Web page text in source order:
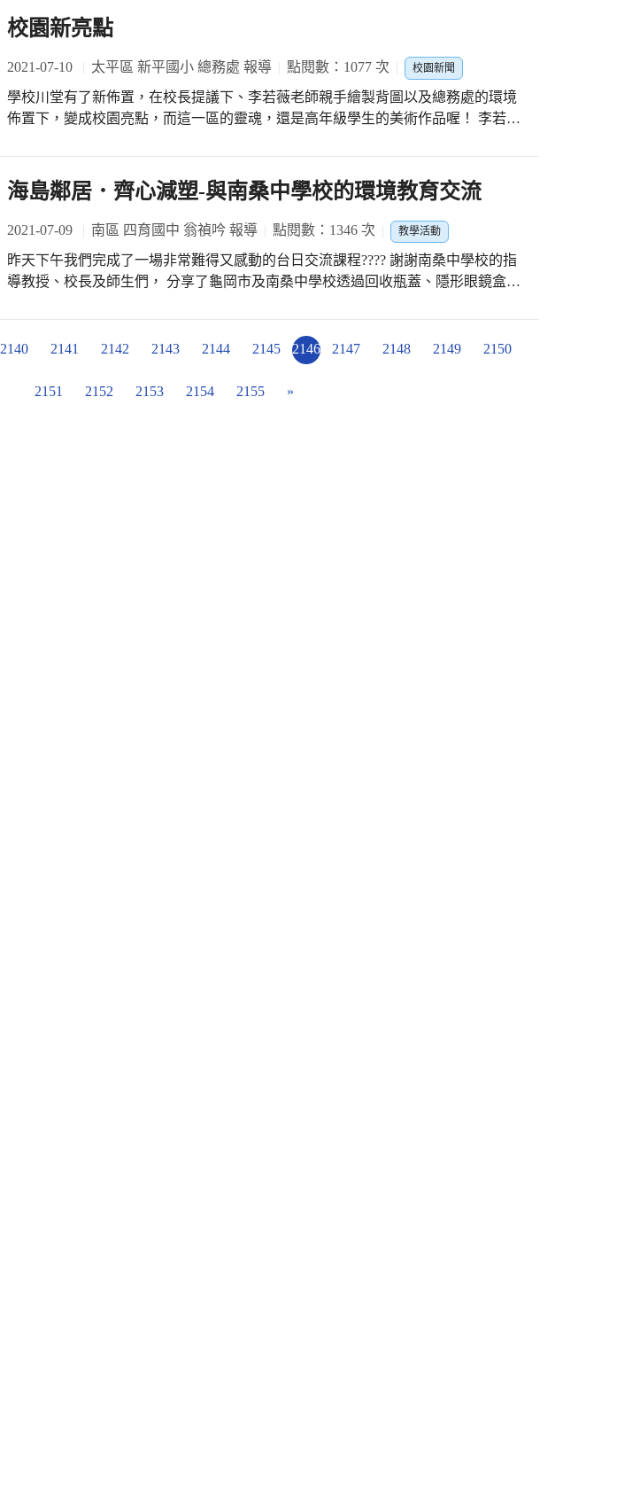
頌生命的喜悅！祝福畢業同學能勇於創新，也能踏實築夢。敦正自己的人品行止，
受人尊重；靠自己的專業，立足社會；靠自己的終身學習，不落人後，揮灑屬於自
己的色彩人生！ 尼采曾經說過：每一個不曾起舞的日子，都是對生命的辜負！往後
日子裡，不管是求學或是待人處世上，都要能夠『靜子動兔』，靜如處子﹔動如狡
兔，培養自己能夠動靜皆宜，因時制定該做的事情，凡事能夠活得精采 ﹔過得燦
解，突破重重的難關！ 祝福 六年乙班的孩子們： 鵬程萬里 築夢踏實 飛！飛翔！ 記
校園新亮點
2021-07-10 太平區 新平國小 總務處 報導 點閱數：1077 次 校園新聞
學校川堂有了新佈置，在校長提議下、李若薇老師親手繪製背圖以及總務處的環境
佈置下，變成校園亮點，而這一區的靈魂，還是高年級學生的美術作品喔！ 李若薇
同學與昆蟲的創作者相見歡喔！
海島鄰居．齊心減塑-與南桑中學校的環境教育交流
2021-07-09 南區 四育國中 翁禎吟 報導 點閱數：1346 次 教學活動
昨天下午我們完成了一場非常難得又感動的台日交流課程???? 謝謝南桑中學校的指
導教授、校長及師生們， 分享了龜岡市及南桑中學校透過回收瓶蓋、隱形眼鏡盒與
有備而來喔~ 從901班的報告、903班的舞蹈、904班的簡報與卡片， 都展現了大家的
用心與熱情！ 謝謝正良主任與佩汝組長積極的聯繫與申請經費， 讓我們能夠跨越國
界、交流彼此守護環境的心! 暖心又難忘的互動， 相信大家都過了一個非常精彩的
2140 2141 2142 2143 2144 2145 2146 2147 2148 2149 2150
2151 2152 2153 2154 2155 »